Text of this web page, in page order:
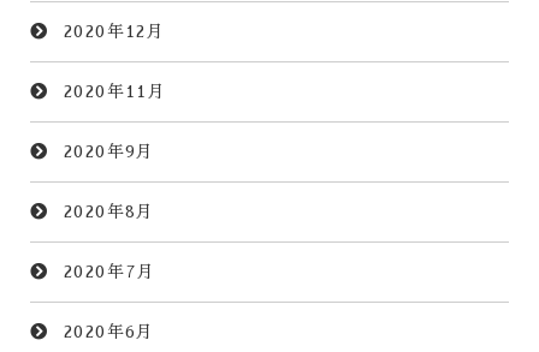
2020年12月
2020年11月
2020年9月
2020年8月
2020年7月
2020年6月